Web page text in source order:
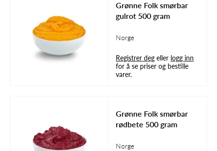
Grønne Folk smørbar
gulrot 500 gram
Norge
Registrer deg eller logg inn
for å se priser og bestille
varer.
Grønne Folk smørbar
rødbete 500 gram
Norge